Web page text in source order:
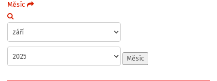
Měsíc
Měsíc